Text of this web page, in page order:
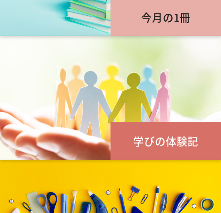
今月の1冊
学びの体験記